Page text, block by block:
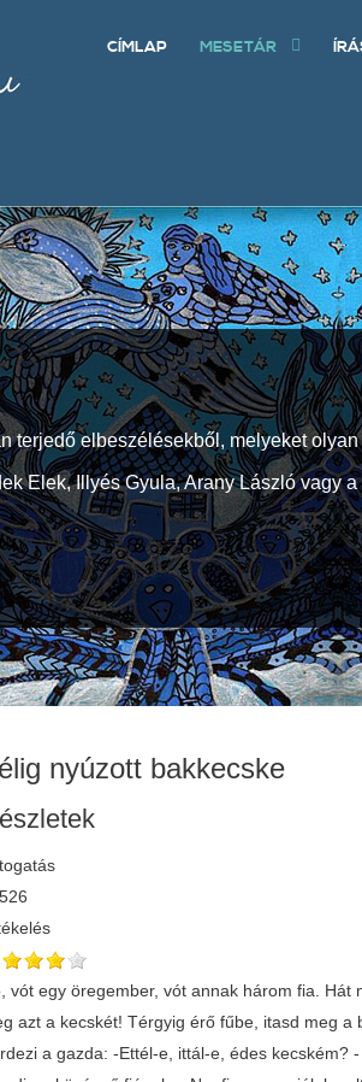
CÍMLAP MESETÁR
terjedő elbeszélésekből, melyeket olyan
Elek, Illyés Gyula, Arany László vagy a
nyúzott bakkecske
vót egy öregember, vót annak három fia.
azt a kecskét! Térgyig érő fűbe, itasd meg
a gazda: -Ettél-e, ittál-e, édes